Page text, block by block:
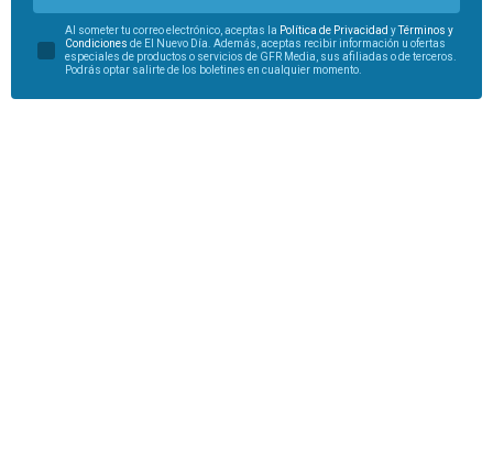
Al someter tu correo electrónico, aceptas la Política de Privacidad yTérminos y
Condiciones de El Nuevo Día. Además, aceptas recibir información u ofertas
especiales de productos o servicios de GFR Media, sus afiliadas o de terceros.
Podrás optar salirte de los boletines en cualquier momento.